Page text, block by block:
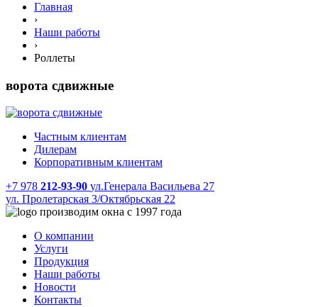
Главная
›
Наши работы
›
Роллеты
ворота сдвижные
Частным клиентам
Дилерам
Корпоративным клиентам
+7 978 212-93-90 ул.Генерала Васильева 27
ул. Пролетарская 3/Октябрьская 22
производим окна с 1997 года
О компании
Услуги
Продукция
Наши работы
Новости
Контакты